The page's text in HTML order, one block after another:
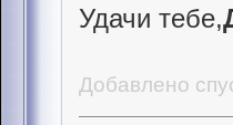
Удачи тебе,
Добавлено